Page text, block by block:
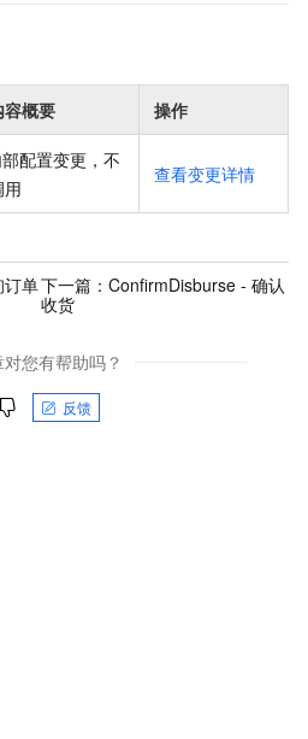
概要 操作
配置变更，不
查看变更详情
单下一篇：ConfirmDisburse - 确认
收货
您有帮助吗？
反馈